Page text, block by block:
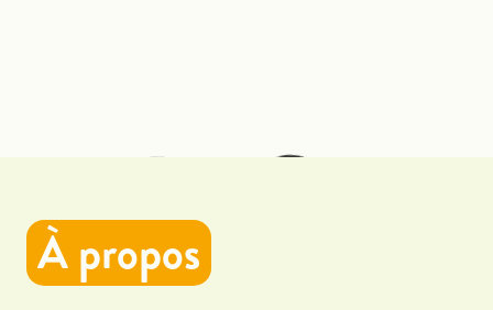
À propos